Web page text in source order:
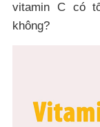
vitamin C có
không?